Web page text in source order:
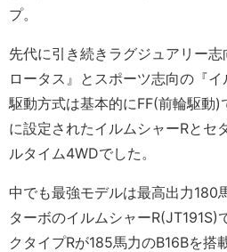
プ。
先代に引き続きラグジュアリー
ロータス』とスポーツ志向の『イ
駆動方式は基本的にFF(前輪駆動
に設定されたイルムシャーRとセ
ルタイム4WDでした。
中でも最強モデルは最高出力180
ターボのイルムシャーR(JT191S)
クタイプRが185馬力のB16Bを搭